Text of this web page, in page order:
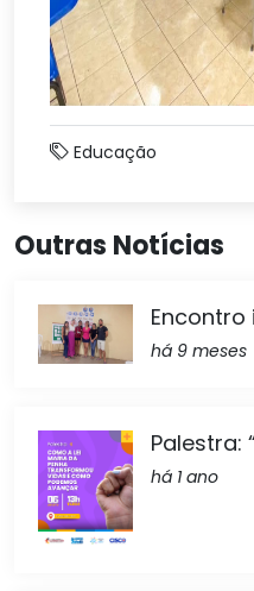
Educação
Outras Notícias
Encontro
há 9 meses
Palestra:
há 1 ano